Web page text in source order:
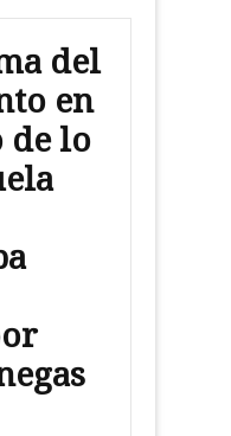
del
en
de lo